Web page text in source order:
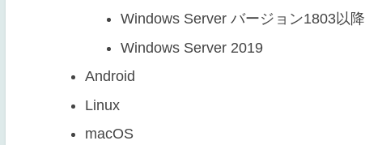
Windows Server バージョン1803以降
Windows Server 2019
Android
Linux
macOS